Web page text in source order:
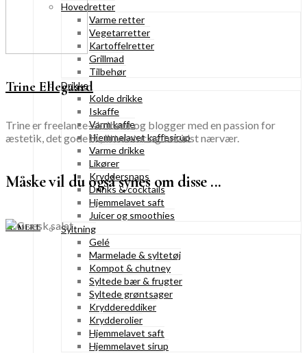
Hovedretter
Varme retter
Vegetarretter
Kartoffelretter
Grillmad
Tilbehør
Drikke
Kolde drikke
Iskaffe
Varm kaffe
Hjemmelavet kaffesirup
Varme drikke
Likører
Kryddersnaps
Drinks & cocktails
Hjemmelavet saft
Juicer og smoothies
Syltning
Gelé
Marmelade & syltetøj
Kompot & chutney
Syltede bær & frugter
Syltede grøntsager
Kryddereddiker
Krydderolier
Hjemmelavet saft
Hjemmelavet sirup
Trine Ellegaard
Trine er freelance-skribent og blogger med en passion for
æstetik, det gode liv, litteratur og bevidst nærvær.
Måske vil du også synes om disse ...
SE MERE